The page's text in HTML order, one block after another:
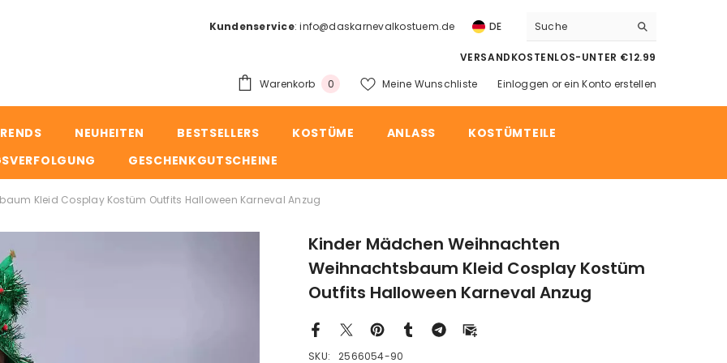
Kundenservice:info@daskarnevalkostuem.de DE
VERSANDKOSTENLOS-UNTER €12.99
Warenkorb
00
Meine Wunschliste Einloggen or ein Konto erstellen
NEUHEITEN BESTSELLERS KOSTÜME ANLASS
KOSTÜMTEILE
GESCHENKGUTSCHEINE
Kleid Cosplay Kostüm Outfits Halloween Karneval Anzug
Kinder Mädchen Weihnachten
Weihnachtsbaum Kleid Cosplay Kostüm
Outfits Halloween Karneval Anzug
SKU:
2566054-90